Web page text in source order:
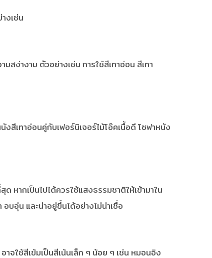
งเช่น
ง่างาม ตัวอย่างเช่น การใช้สีเทาอ่อน สีเทา
สีเทาอ่อนคู่กับเฟอร์นิเจอร์ไม้โอ๊คเนื้อดี โซฟาหนัง
ากเป็นไปได้ควรใช้แสงธรรมชาติให้เข้ามาใน
บอุ่น และน่าอยู่ขึ้นได้อย่างไม่น่าเชื่อ
จใช้สีเข้มเป็นสีเน้นเล็ก ๆ น้อย ๆ เช่น หมอนอิง